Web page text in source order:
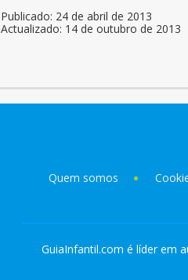
Publicado: 24 de abril de 2013
Actualizado: 14 de outubro de 2013
Quem somos
GuiaInfantil.com é líder em